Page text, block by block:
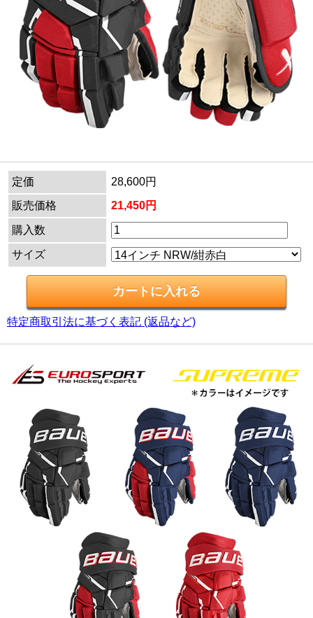
定価
28,600円
販売価格
21,450円
購入数
サイズ
特定商取引法に基づく表記 (返品など)